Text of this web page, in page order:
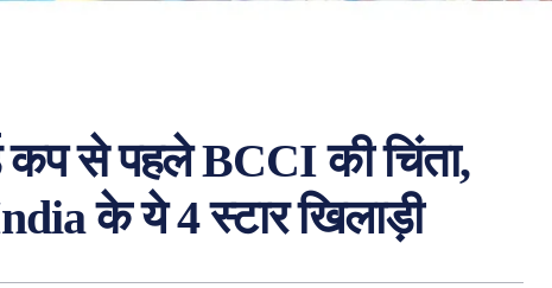
कप से पहले BCCI की चिंता,
के ये 4 स्टार खिलाड़ी